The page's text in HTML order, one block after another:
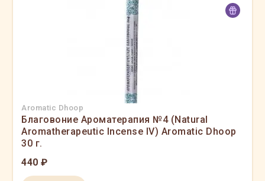
Aromatic Dhoop
Благовоние Ароматерапия №4 (Natural
Aromatherapeutic Incense IV) Aromatic Dhoop
30 г.
440 ₽